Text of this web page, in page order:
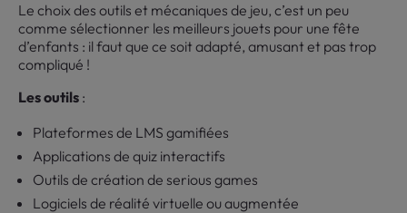
Le choix des outils et mécaniques de jeu, c’est un peu
comme sélectionner les meilleurs jouets pour une fête
d’enfants : il faut que ce soit adapté, amusant et pas trop
compliqué !
Les outils :
Plateformes de LMS gamifiées
Applications de quiz interactifs
Outils de création de serious games
Logiciels de réalité virtuelle ou augmentée